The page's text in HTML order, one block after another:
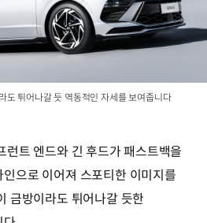
도 튀어나갈 듯 역동적인 자세를 보여줍니다
런트 엔드와 긴 후드가 패스트백을
으로 이어져 스포티한 이미지를
금방이라도 튀어나갈 듯한